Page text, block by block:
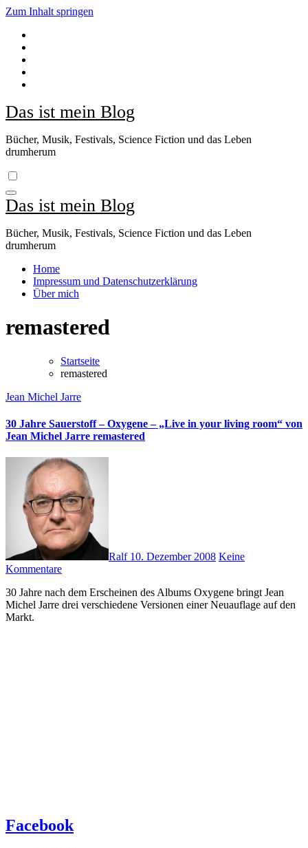
Zum Inhalt springen
Das ist mein Blog
Bücher, Musik, Festivals, Science Fiction und das Leben
drumherum
Das ist mein Blog
Bücher, Musik, Festivals, Science Fiction und das Leben
drumherum
Home
Impressum und Datenschutzerklärung
Über mich
remastered
Startseite
remastered
Jean Michel Jarre
30 Jahre Sauerstoff – Oxygene – „Live in your living room“ von
Jean Michel Jarre remastered
Ralf 10. Dezember 2008 Keine
Kommentare
30 Jahre nach dem Erscheinen des Albums Oxygene bringt Jean
Michel Jarre drei verschiedene Versionen einer Neuauflage auf den
Markt.
Facebook